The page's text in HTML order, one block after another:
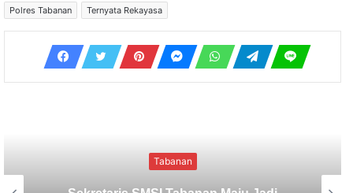
Polres Tabanan
Ternyata Rekayasa
Kriminal